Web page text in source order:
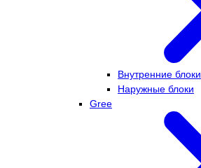
Внутренние блоки
Наружные блоки
Gree